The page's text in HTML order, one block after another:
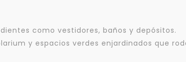
como vestidores, baños y depósitos.
y espacios verdes enjardinados que